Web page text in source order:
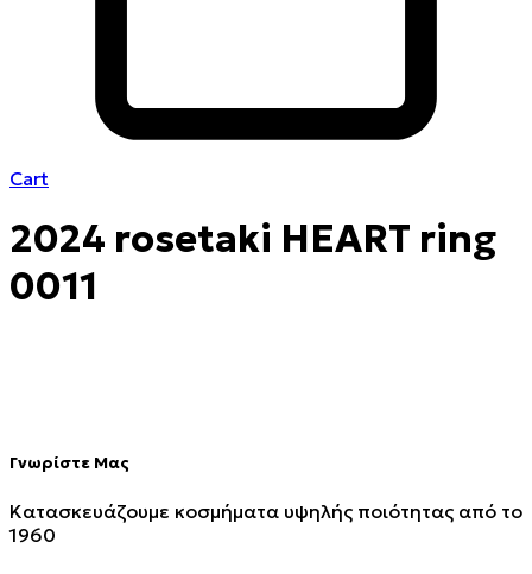
Cart
2024 rosetaki HEART ring
0011
Γνωρίστε Μας
Κατασκευάζουμε κοσμήματα υψηλής ποιότητας από το
1960